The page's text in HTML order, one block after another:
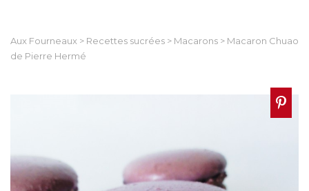
Aux Fourneaux > Recettes sucrées > Macarons > Macaron Chuao
de Pierre Hermé